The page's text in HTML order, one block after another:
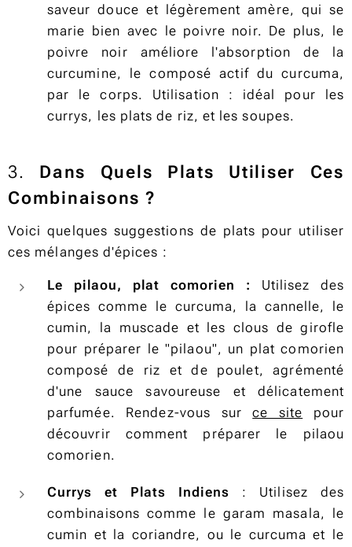
saveur douce et légèrement amère, qui se
marie bien avec le poivre noir. De plus, le
poivre noir améliore l'absorption de la
curcumine, le composé actif du curcuma,
par le corps. Utilisation : idéal pour les
currys, les plats de riz, et les soupes.
3. Dans Quels Plats Utiliser Ces
Combinaisons ?
Voici quelques suggestions de plats pour utiliser
ces mélanges d'épices :
Le pilaou, plat comorien : Utilisez des
épices comme le curcuma, la cannelle, le
cumin, la muscade et les clous de girofle
pour préparer le "pilaou", un plat comorien
composé de riz et de poulet, agrémenté
d'une sauce savoureuse et délicatement
parfumée. Rendez-vous surce site pour
découvrir comment préparer le pilaou
comorien.
Currys et Plats Indiens : Utilisez des
combinaisons comme le garam masala, le
cumin et la coriandre, ou le curcuma et le